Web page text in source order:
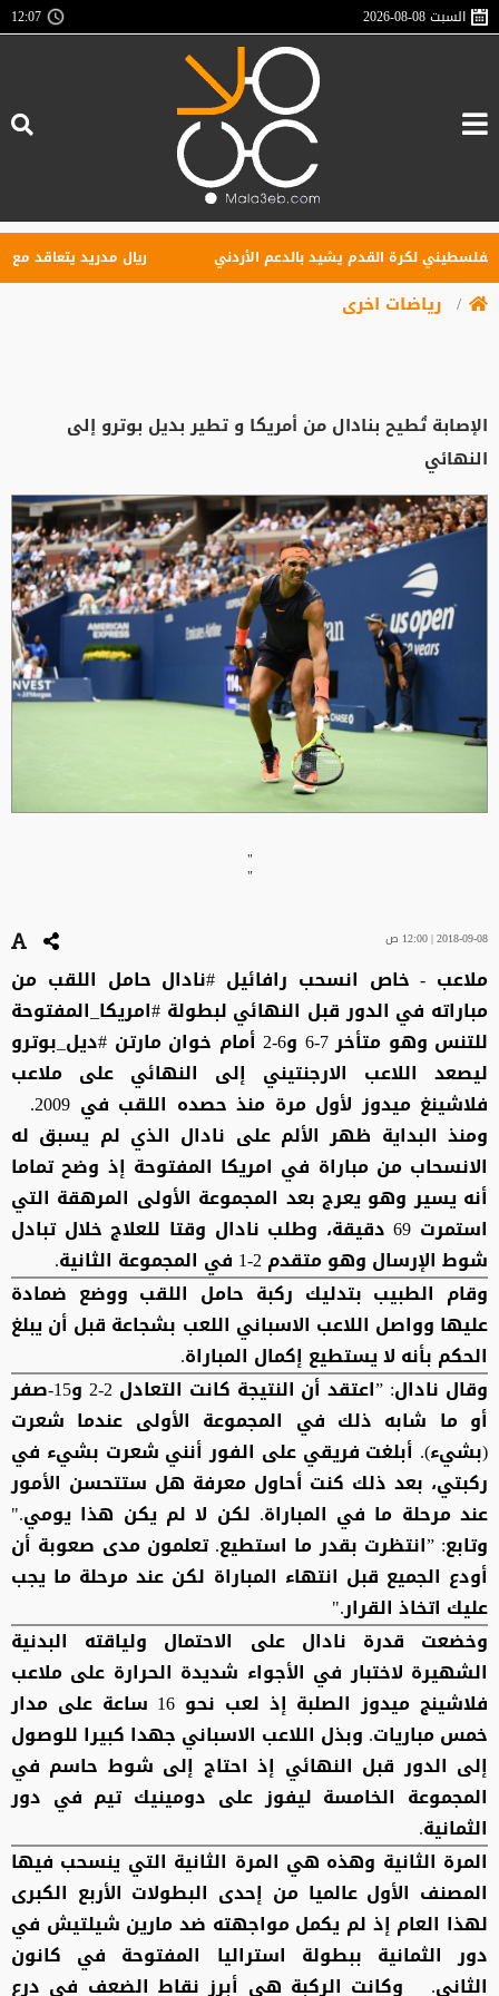
السبت2026-08-08
12:07
لكرة القدم يشيد بالدعم الأردني ريال مدريد يتعاقد مع
رياضات اخرى
الإصابة تُطيح بنادال من أمريكا و تطير بديل بوترو إلى
النهائي
"
"
2018-09-08 | 12:00 ص
ملاعب - خاص انسحب رافائيل #نادال حامل اللقب من
مباراته في الدور قبل النهائي لبطولة #امريكا_المفتوحة
للتنس وهو متأخر 7-6 و6-2 أمام خوان مارتن #ديل_بوترو
ليصعد اللاعب الارجنتيني إلى النهائي على ملاعب
فلاشينغ ميدوز لأول مرة منذ حصده اللقب في 2009.
ومنذ البداية ظهر الألم على نادال الذي لم يسبق له
الانسحاب من مباراة في امريكا المفتوحة إذ وضح تماما
أنه يسير وهو يعرج بعد المجموعة الأولى المرهقة التي
استمرت 69 دقيقة، وطلب نادال وقتا للعلاج خلال تبادل
شوط الإرسال وهو متقدم 2-1 في المجموعة الثانية.
وقام الطبيب بتدليك ركبة حامل اللقب ووضع ضمادة
عليها وواصل اللاعب الاسباني اللعب بشجاعة قبل أن يبلغ
الحكم بأنه لا يستطيع إكمال المباراة.
وقال نادال: ”اعتقد أن النتيجة كانت التعادل 2-2 و15-صفر
أو ما شابه ذلك في المجموعة الأولى عندما شعرت
(بشيء). أبلغت فريقي على الفور أنني شعرت بشيء في
ركبتي، بعد ذلك كنت أحاول معرفة هل ستتحسن الأمور
عند مرحلة ما في المباراة. لكن لا لم يكن هذا يومي."
وتابع: ”انتظرت بقدر ما استطيع. تعلمون مدى صعوبة أن
أودع الجميع قبل انتهاء المباراة لكن عند مرحلة ما يجب
عليك اتخاذ القرار."
وخضعت قدرة نادال على الاحتمال ولياقته البدنية
الشهيرة لاختبار في الأجواء شديدة الحرارة على ملاعب
فلاشينج ميدوز الصلبة إذ لعب نحو 16 ساعة على مدار
خمس مباريات. وبذل اللاعب الاسباني جهدا كبيرا للوصول
إلى الدور قبل النهائي إذ احتاج إلى شوط حاسم في
المجموعة الخامسة ليفوز على دومينيك تيم في دور
الثمانية.
المرة الثانية وهذه هي المرة الثانية التي ينسحب فيها
المصنف الأول عالميا من إحدى البطولات الأربع الكبرى
لهذا العام إذ لم يكمل مواجهته ضد مارين شيلتيش في
دور الثمانية ببطولة استراليا المفتوحة في كانون
الثاني. وكانت الركبة هي أبرز نقاط الضعف في درع